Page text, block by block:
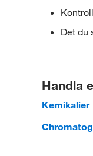
Det du
Handla
Kemikalier